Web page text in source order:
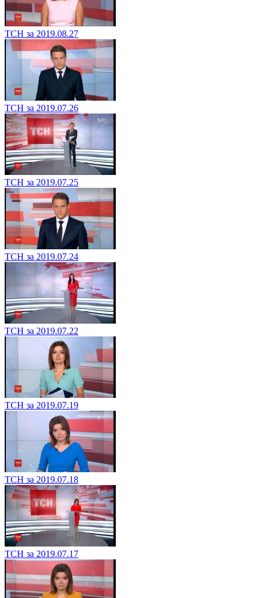
ТСН за 2019.08.27
ТСН за 2019.07.26
ТСН за 2019.07.25
ТСН за 2019.07.24
ТСН за 2019.07.22
ТСН за 2019.07.19
ТСН за 2019.07.18
ТСН за 2019.07.17